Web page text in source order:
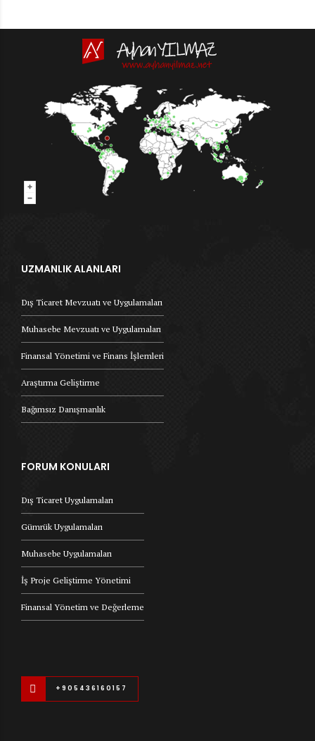
UZMANLIK ALANLARI
Dış Ticaret Mevzuatı ve Uygulamaları
Muhasebe Mevzuatı ve Uygulamaları
Finansal Yönetimi ve Finans İşlemleri
Araştırma Geliştirme
Bağımsız Danışmanlık
FORUM KONULARI
Dış Ticaret Uygulamaları
Gümrük Uygulamaları
Muhasebe Uygulamaları
İş Proje Geliştirme Yönetimi
Finansal Yönetim ve Değerleme
+905436160157